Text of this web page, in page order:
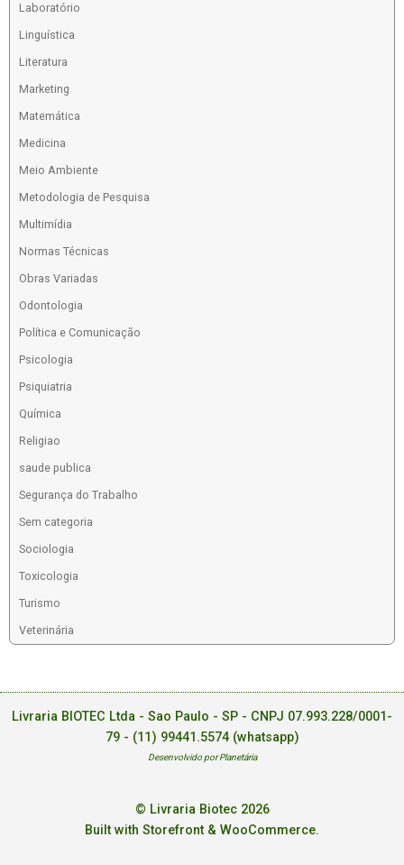
Laboratório
Linguística
Literatura
Marketing
Matemática
Medicina
Meio Ambiente
Metodologia de Pesquisa
Multimídia
Normas Técnicas
Obras Variadas
Odontologia
Política e Comunicação
Psicologia
Psiquiatria
Química
Religiao
saude publica
Segurança do Trabalho
Sem categoria
Sociologia
Toxicologia
Turismo
Veterinária
Livraria BIOTEC Ltda - Sao Paulo - SP - CNPJ 07.993.228/0001-
79 - (11) 99441.5574 (whatsapp)
Desenvolvido por Planetária
© Livraria Biotec 2026
Built with Storefront & WooCommerce.